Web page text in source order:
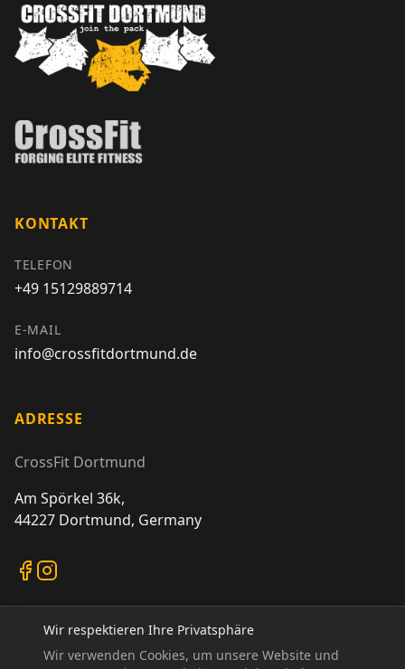
KONTAKT
TELEFON
+49 15129889714
E-MAIL
info@crossfitdortmund.de
ADRESSE
CrossFit Dortmund
Am Spörkel 36k,
44227 Dortmund, Germany
Wir respektieren Ihre Privatsphäre
Wir verwenden Cookies, um unsere Website und